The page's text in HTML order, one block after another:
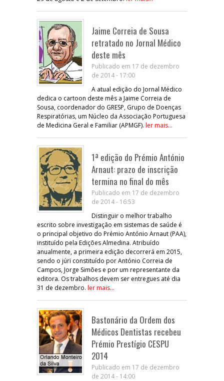
Jaime Correia de Sousa
retratado no Jornal Médico
deste mês
Publicado em 17 de dezembro
de 2014 - 17:00
A atual edição do Jornal Médico
dedica o cartoon deste mês a Jaime Correia de
Sousa, coordenador do GRESP, Grupo de Doenças
Respiratórias, um Núcleo da Associação Portuguesa
de Medicina Geral e Familiar (APMGF). ler mais...
1ª edição do Prémio António
Arnaut: prazo de inscrição
termina no final do mês
Publicado em 17 de dezembro
de 2014 - 16:53
Distinguir o melhor trabalho
escrito sobre investigação em sistemas de saúde é
o principal objetivo do Prémio António Arnaut (PAA),
instituído pela Edições Almedina. Atribuído
anualmente, a primeira edição decorrerá em 2015,
sendo o júri constituído por António Correia de
Campos, Jorge Simões e por um representante da
editora. Os trabalhos devem ser entregues até dia
31 de dezembro. ler mais...
Bastonário da Ordem dos
Médicos Dentistas recebeu
Prémio Prestígio CESPU
2014
Publicado em 17 de dezembro
de 2014 - 14:00